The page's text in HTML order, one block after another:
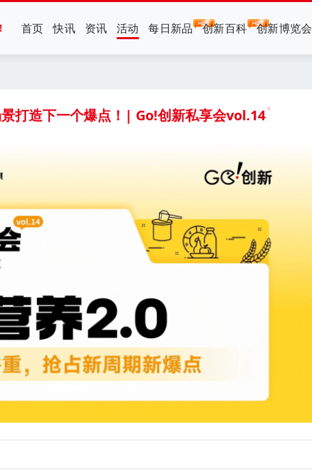
首页 快讯 资讯 活动 每日新品 创新百科 创新博览会
打造下一个爆点！| Go!创新私享会vol.14